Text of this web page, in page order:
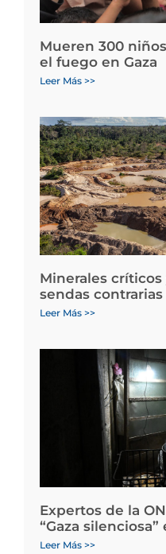
Mueren 300
el fuego en Gaza
Leer Más >>
Minerales
sendas
Leer Más >>
Expertos de la
“Gaza silenciosa”
Leer Más >>